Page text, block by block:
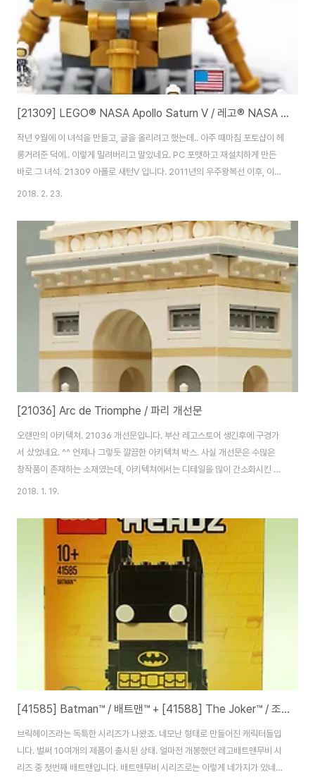
[21309] LEGO® NASA Apollo Saturn V / 레고® NASA 아폴로 새턴 V
작년 9월에 이 녀석을 만들고, 글을 올리려고 했는데.. 아주 때마침 포토샵이 헤
롱거려준 덕에.. 이렇게 밀려버리고 말았네요. PC 포맷하고 재설치하게 만든
바로 그 녀석. 21309 아폴로 새턴V 입니다. 2011년의 우주왕복선 이후, 이렇
다할 스페이스 테마 제품이 없었던 레고에.. 2017년. Ideas의 이름을 빌어 나
흔치 않은 대형 제품이라는 점과, 아폴로 새턴이라는 주목성 높은 소재라는 것
은 이 제품을 기다리는 사람이 많아지게 만든 이유였죠. 사실 SATURN V 라는
명칭은, 단 한번의 발사를 기념하는 것으로는 부족합니다. 약 8년간 사용되어
온 이름이고, 아폴로 11호 발사까지는 정말 많은 일들이 있었기 때문이..
2018. 2. 23.
[21036] Arc de Triomphe / 파리 개선문
오랜만의 아키텍쳐. 21036 개선문입니다. 부산 레고스토어 생긴후에 구경가
서 샀었네요. ^^ 언제나 그렇듯 깔끔한 아키텍쳐 박스. 사실 개선문은 수많은
창작품이 존재하는 소재였는데, 아키텍쳐에서는 디테일을 많이 간소화시킨 느
낌이 있습니다. 항상 아키텍쳐 정도의 박스 구성이 딱 좋다고 생각합니다. 오버
쳐 인스. 베이스부터 시작합니다. Arc de Triomphe가 적혀있는 타일, 반갑
네요. 아마 제 손으로 만든건 에펠탑 이후 처음인 것 같아요. 딱 봐도 기둥이 세
워질 위치가 잡히죠? 점퍼 플레이트가 사용되는게 좀 특이한데.. 이렇게 장식물
이 반스터드 앞으로 나오는 효과를 주게 됩니다. 자칫 단조로워질수 있는 쌓기
방식을 장식 부분..
2018. 1. 19.
[41585] Batman™ / 배트맨™ + [41588] The Joker™ / 조커™
브릭헤이즈라는 독특한 시리즈가 나왔죠. 네모난 형태로 만들어진 캐릭터들입
니다. 벌써 10여개의 제품이 출시된 상태. 얼마전 개봉했던 레고배트맨무비 시
리즈 중 첫번째 배트맨입니다. 배트맨무비 시리즈로는 이렇게 네가지가 있네